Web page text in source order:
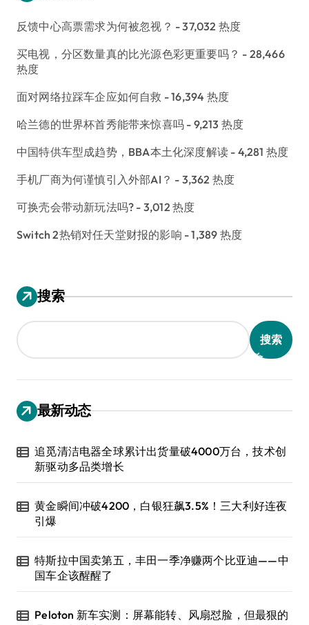
反馈中心高票需求为何被忽视？ - 37,032 热度
买电视，分区数量真的比光源色彩更重要吗？ - 28,466
热度
面对网络拉踩车企应如何自救 - 16,394 热度
哈兰德的世界杯首秀能带来惊喜吗 - 9,213 热度
中国特供车型成趋势，BBA本土化深度解读 - 4,281 热度
手机厂商为何谨慎引入外部AI？ - 3,362 热度
可换壳会带动新玩法吗? - 3,012 热度
Switch 2热销对任天堂财报的影响 - 1,389 热度
搜索
搜索
最新动态
追觅清洁电器全球累计出货量破4000万台，技术创
新驱动多品类增长
黄金瞬间冲破4200，白银狂飙3.5%！三大利好连夜
引爆
特斯拉中国卖第五，丰田一季净赚两个比亚迪——中
国车企该醒醒了
Peloton 新车实测：屏幕能转、风扇怼脸，但最狠的